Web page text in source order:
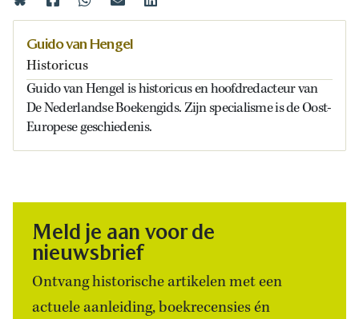
Guido van Hengel
Historicus
Guido van Hengel is historicus en hoofdredacteur van
De Nederlandse Boekengids. Zijn specialisme is de Oost-
Europese geschiedenis.
Meld je aan voor de
nieuwsbrief
Ontvang historische artikelen met een
actuele aanleiding, boekrecensies én